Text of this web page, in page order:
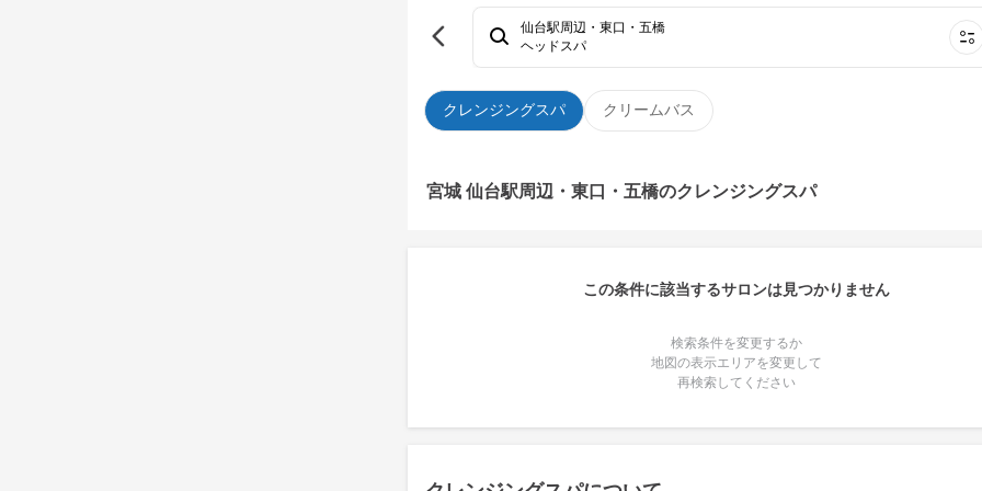
クレンジングスパ クリームバス
仙台駅周辺・東口・五橋
ヘッドスパ
宮城 仙台駅周辺・東口・五橋のクレンジングスパ
この条件に該当するサロンは見つかりません
検索条件を変更するか
地図の表示エリアを変更して
再検索してください